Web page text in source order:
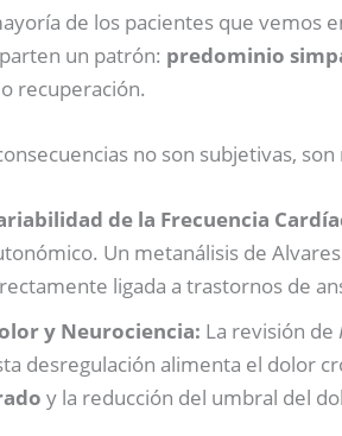
de los pacientes que vemos
un patrón: predominio
recuperación.
no son subjetivas,
de la Frecuencia
Un metanálisis de
ligada a trastornos de
y Neurociencia: La revisión de
desregulación alimenta el dolor
y la reducción del umbral del